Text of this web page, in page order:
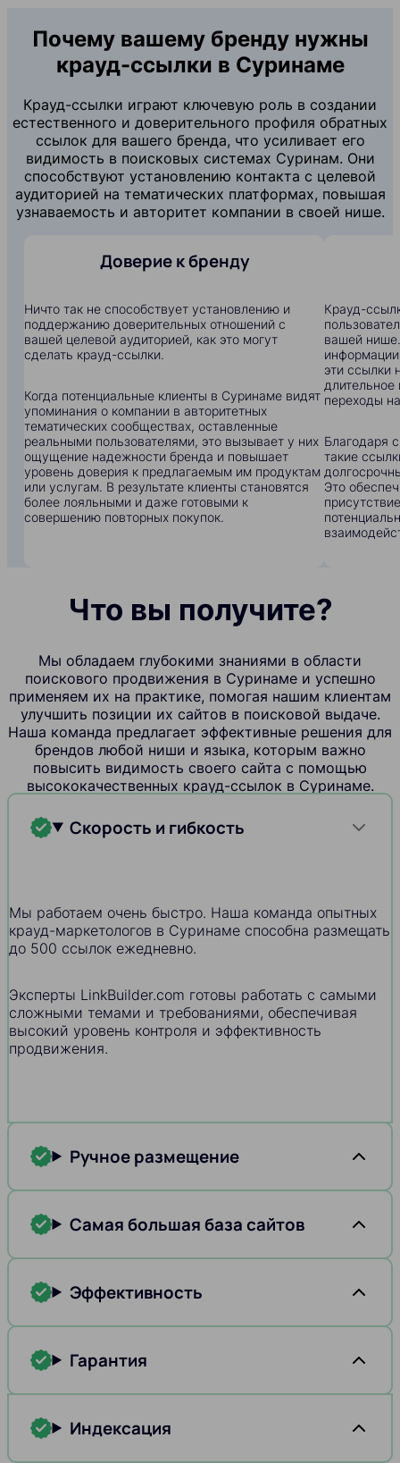
Почему вашему бренду нужны
крауд-ссылки в Суринаме
Крауд-ссылки играют ключевую роль в создании
естественного и доверительного профиля обратных
ссылок для вашего бренда, что усиливает его
видимость в поисковых системах Суринам. Они
способствуют установлению контакта с целевой
аудиторией на тематических платформах, повышая
узнаваемость и авторитет компании в своей нише.
Доверие к бренду
Ничто так не способствует установлению и
поддержанию доверительных отношений с
вашей целевой аудиторией, как это могут
сделать крауд-ссылки.
Когда потенциальные клиенты в Суринаме видят
упоминания о компании в авторитетных
тематических сообществах, оставленные
реальными пользователями, это вызывает у них
ощущение надежности бренда и повышает
уровень доверия к предлагаемым им продуктам
или услугам. В результате клиенты становятся
более лояльными и даже готовыми к
совершению повторных покупок.
Крауд-
вашей
эти ссылки
переходы
Благодаря
такие
Это
Что вы получите?
Мы обладаем глубокими знаниями в области
поискового продвижения в Суринаме и успешно
применяем их на практике, помогая нашим клиентам
улучшить позиции их сайтов в поисковой выдаче.
Наша команда предлагает эффективные решения для
брендов любой ниши и языка, которым важно
повысить видимость своего сайта с помощью
высококачественных крауд-ссылок в Суринаме.
Скорость и гибкость
Мы работаем очень быстро. Наша команда опытных
крауд-маркетологов в Суринаме способна размещать
до 500 ссылок ежедневно.
Эксперты LinkBuilder.com готовы работать с самыми
сложными темами и требованиями, обеспечивая
высокий уровень контроля и эффективность
продвижения.
Ручное размещение
Самая большая база сайтов
Эффективность
Гарантия
Индексация